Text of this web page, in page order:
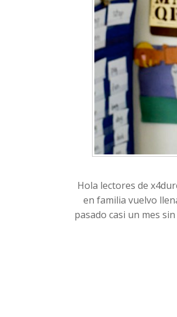
Hola lectores de
en familia vuelvo
pasado casi un mes